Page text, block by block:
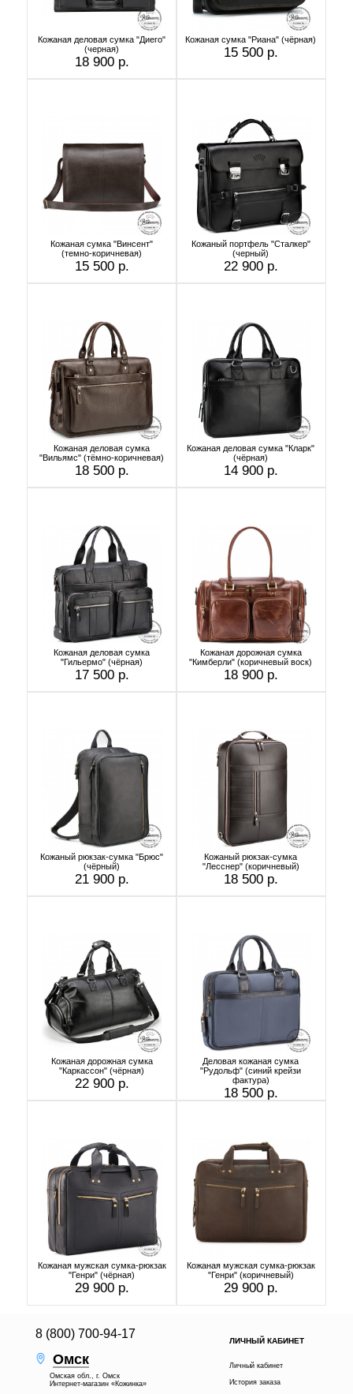
Кожаная деловая сумка "Диего"
(черная)
18 900 р.
Кожаная сумка "Риана" (чёрная)
15 500 р.
Кожаная сумка "Винсент"
(темно-коричневая)
15 500 р.
Кожаный портфель "Сталкер"
(черный)
22 900 р.
Кожаная деловая сумка
"Вильямс" (тёмно-коричневая)
18 500 р.
Кожаная деловая сумка "Кларк"
(чёрная)
14 900 р.
Кожаная деловая сумка
"Гильермо" (чёрная)
17 500 р.
Кожаная дорожная сумка
"Кимберли" (коричневый воск)
18 900 р.
Кожаный рюкзак-сумка "Брюс"
(чёрный)
21 900 р.
Кожаный рюкзак-сумка
"Лесснер" (коричневый)
18 500 р.
Кожаная дорожная сумка
"Каркассон" (чёрная)
22 900 р.
Деловая кожаная сумка
"Рудольф" (синий крейзи
фактура)
18 500 р.
Кожаная мужская сумка-рюкзак
"Генри" (чёрная)
29 900 р.
Кожаная мужская сумка-рюкзак
"Генри" (коричневый)
29 900 р.
8 (800) 700-94-17
Омск
Омская обл., г. Омск
Интернет-магазин «Кожинка»
ЛИЧНЫЙ КАБИНЕТ
Личный кабинет
История заказа